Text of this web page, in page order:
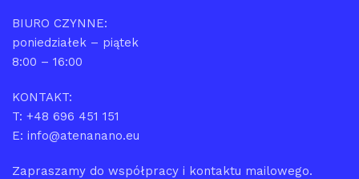
BIURO CZYNNE:
poniedziałek – piątek
8:00 – 16:00
KONTAKT:
T: +48 696 451 151
E: info@atenanano.eu
Zapraszamy do współpracy i kontaktu mailowego.